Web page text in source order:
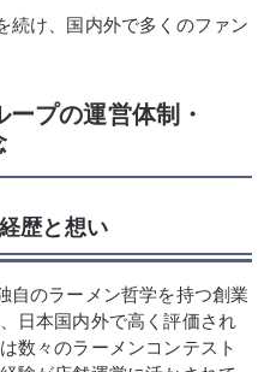
続け、国内外で多くのファン
プの運営体制・
歴と想い
自のラーメン哲学を持つ創業
日本国内外で高く評価され
数々のラーメンコンテスト